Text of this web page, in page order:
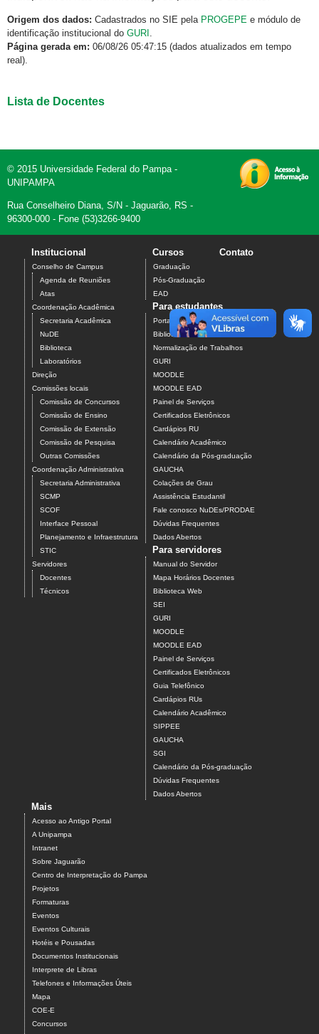
Origem dos dados: Cadastrados no SIE pela PROGEPE e módulo de
identificação institucional do GURI .
Página gerada em: 06/08/26 05:47:15 (dados atualizados em tempo
real).
Lista de Docentes
© 2015 Universidade Federal do Pampa -
UNIPAMPA
Rua Conselheiro Diana, S/N - Jaguarão, RS -
96300-000 - Fone (53)3266-9400
Institucional
Conselho de Campus
Agenda de Reuniões
Atas
Coordenação Acadêmica
Secretaria Acadêmica
NuDE
Biblioteca
Laboratórios
Direção
Comissões locais
Comissão de Concursos
Comissão de Ensino
Comissão de Extensão
Comissão de Pesquisa
Outras Comissões
Coordenação Administrativa
Secretaria Administrativa
SCMP
SCOF
Interface Pessoal
Planejamento e Infraestrutura
STIC
Servidores
Docentes
Técnicos
Cursos
Graduação
Pós-Graduação
EAD
Contato
Para estudantes
Portal do Aluno
Biblioteca Web
Normalização de Trabalhos
GURI
MOODLE
MOODLE EAD
Painel de Serviços
Certificados Eletrônicos
Cardápios RU
Calendário Acadêmico
Calendário da Pós-graduação
GAUCHA
Colações de Grau
Assistência Estudantil
Fale conosco NuDEs/PRODAE
Dúvidas Frequentes
Dados Abertos
Para servidores
Manual do Servidor
Mapa Horários Docentes
Biblioteca Web
SEI
GURI
MOODLE
MOODLE EAD
Painel de Serviços
Certificados Eletrônicos
Guia Telefônico
Cardápios RUs
Calendário Acadêmico
SIPPEE
GAUCHA
SGI
Calendário da Pós-graduação
Dúvidas Frequentes
Dados Abertos
Mais
Acesso ao Antigo Portal
A Unipampa
Intranet
Sobre Jaguarão
Centro de Interpretação do Pampa
Projetos
Formaturas
Eventos
Eventos Culturais
Hotéis e Pousadas
Documentos Institucionais
Interprete de Libras
Telefones e Informações Úteis
Mapa
COE-E
Concursos